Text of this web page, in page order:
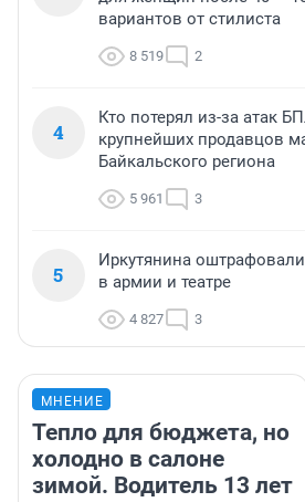
вариантов от стилиста
8 519 2
4
Кто потерял из-за атак
крупнейших продавцов
Байкальского региона
5 961 3
5
Иркутянина
в армии и театре
4 827 3
МНЕНИЕ
Тепло для бюджета, но
холодно в салоне
зимой. Водитель 13 лет